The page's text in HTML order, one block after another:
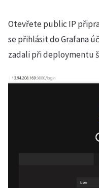
Otevřete public IP
se přihlásit do Grafana
zadali při deploymentu